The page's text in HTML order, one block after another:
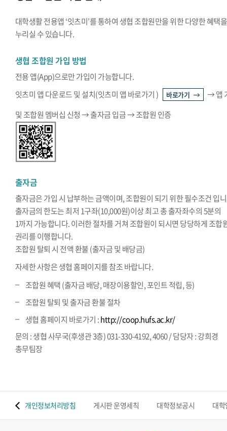
대학생활 전용앱 ‘잇츠미’를 통하여 생협 조합원만을 위한 다양한 혜택을
누리실 수 있습니다.
생협 조합원 가입 방법
전용 앱(App)으로만 가입이 가능합니다.
잇츠미 앱 다운로드 및 설치(잇츠미 앱 바로가기 )
바로가기
→ 앱
및 조합원 멤버십 신청 → 출자금 입금 → 조합원 인증
출자금
출자금은 가입 시 납부하는 금액이며, 조합원이 되기 위한 필수조건 입
출자금의 한도는 최저 1구좌(10,000원)이상 최고 총 출자좌수의 5분의
1까지 가능합니다. 이러한 절차를 거쳐 조합원이 되시면 당당하게 조합
권리를 이행합니다.
조합원 탈퇴 시 전액 환불 (출자금 및 배당금)
자세한 사항은 생협 홈페이지를 참조 바랍니다.
조합원 혜택 (출자금 배당, 매장이용할인, 포인트 적립, 등)
조합원 탈퇴 및 출자금 환불 절차
생협 홈페이지 바로가기 :http://coop.hufs.ac.kr/
문의 : 생협 사무국(후생관 3층) 031-330-4192, 4060 / 담당자 : 강희경
총무팀장
개인정보처리방침 게시판 운영세칙 대학정보공시 대